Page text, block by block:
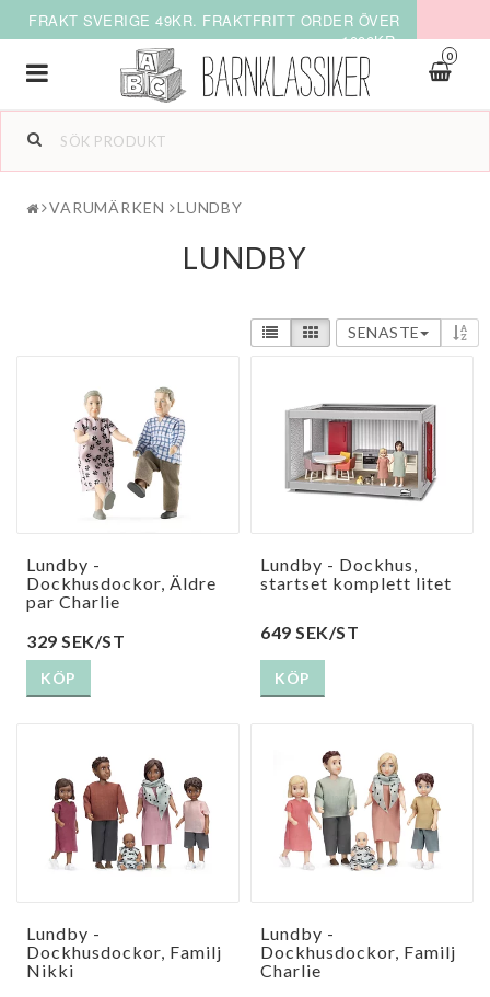
FRAKT SVERIGE 49KR. FRAKTFRITT ORDER ÖVER
1000KR.
0
Toggle
navigation
VARUMÄRKEN LUNDBY
LUNDBY
SENASTE
Lundby -
Dockhusdockor, Äldre
par Charlie
329 SEK/ST
KÖP
Lundby - Dockhus,
startset komplett litet
649 SEK/ST
KÖP
Lundby -
Dockhusdockor, Familj
Nikki
Lundby -
Dockhusdockor, Familj
Charlie